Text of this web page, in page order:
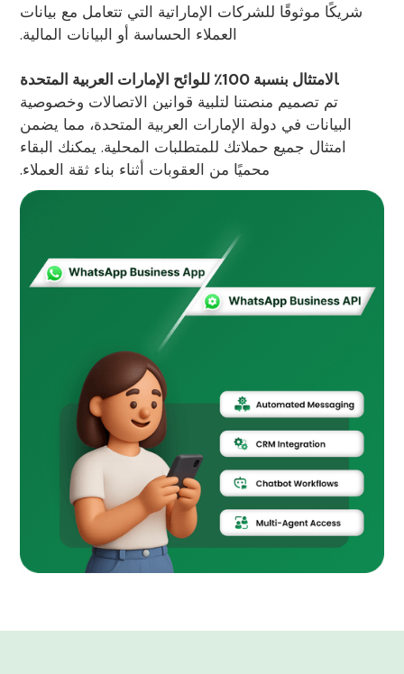
شريكًا موثوقًا للشركات الإماراتية التي تتعامل مع بيانات
العملاء الحساسة أو البيانات المالية.
الامتثال بنسبة 100٪ للوائح الإمارات العربية المتحدة
تم تصميم منصتنا لتلبية قوانين الاتصالات وخصوصية
البيانات في دولة الإمارات العربية المتحدة، مما يضمن
امتثال جميع حملاتك للمتطلبات المحلية. يمكنك البقاء
محميًا من العقوبات أثناء بناء ثقة العملاء.